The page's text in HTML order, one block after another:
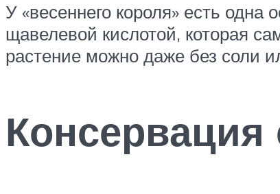
У «весеннего короля» есть
щавелевой кислотой, которая
растение можно даже без соли
Консервация